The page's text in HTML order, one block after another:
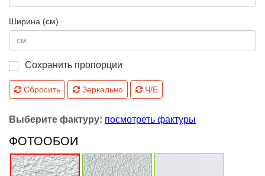
Ширина (см)
Сохранить пропорции
Сбросить Зеркально Ч/Б
Выберите фактуру: посмотреть фактуры
ФОТООБОИ